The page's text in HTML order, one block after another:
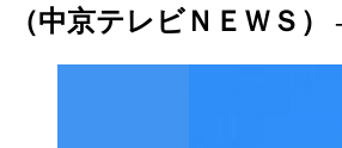
（中京テレビＮＥＷＳ